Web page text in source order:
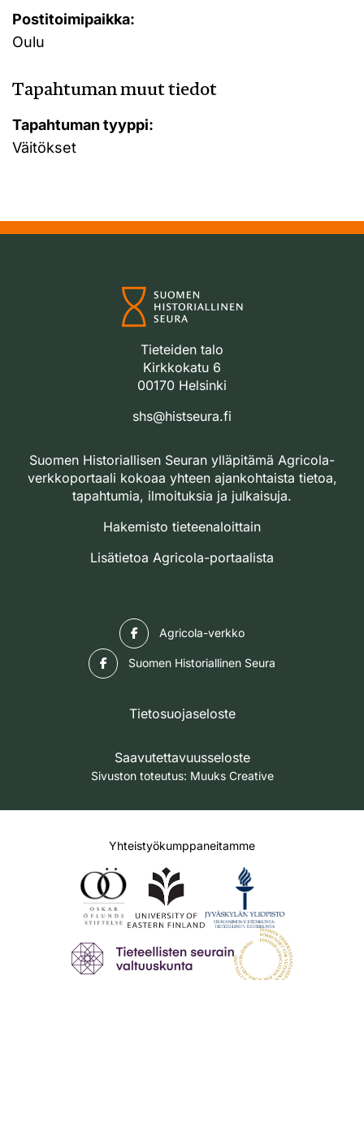
Postitoimipaikka:
Oulu
Tapahtuman muut tiedot
Tapahtuman tyyppi:
Väitökset
Tieteiden talo
Kirkkokatu 6
00170 Helsinki
shs@histseura.fi
Suomen Historiallisen Seuran ylläpitämä Agricola-
verkkoportaali kokoaa yhteen ajankohtaista tietoa,
tapahtumia, ilmoituksia ja julkaisuja.
Hakemisto tieteenaloittain
Lisätietoa Agricola-portaalista
Agricola-verkko
Suomen Historiallinen Seura
Tietosuojaseloste
Saavutettavuusseloste
Sivuston toteutus: Muuks Creative
Yhteistyökumppaneitamme